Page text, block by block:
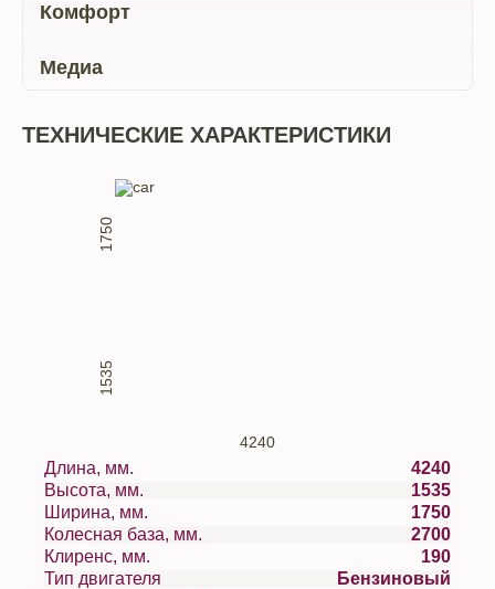
Комфорт
Медиа
ТЕХНИЧЕСКИЕ ХАРАКТЕРИСТИКИ
4240
1535
1750
Длина, мм.
4240
Высота, мм.
1535
Ширина, мм.
1750
Колесная база, мм.
2700
Клиренс, мм.
190
Тип двигателя
Бензиновый